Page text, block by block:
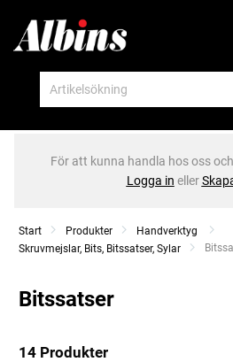
För att kunna handla hos oss
Logga in eller
Start Produkter
Handverktyg
Skruvmejslar, Bits, Bitssatser, Sylar
Bitssatser
14 Produkter